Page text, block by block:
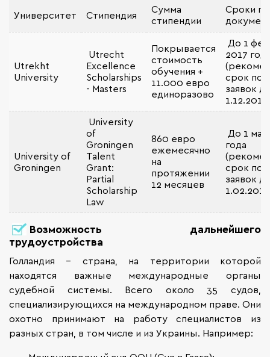
Университет Стипендия
Сумма
стипендии
Сроки
Utrekht
University
Utrecht
Excellence
Scholarships
- Masters
Покрывается
стоимость
обучения +
11.000 евро
единоразово
До 1
2017
срок
заявок
University of
Groningen
University
of
Groningen
Talent
Grant:
Partial
Scholarship
Law
860 евро
ежемесячно
на
протяжении
12 месяцев
До 1 мая
года
срок
заявок
Возможность дальнейшего
трудоустройства
Голландия - страна, на территории которой
находятся важные международные органы
судебной системы. Всего около 35 судов,
специализирующихся на международном праве. Они
охотно принимают на работу специалистов из
разных стран, в том числе и из Украины. Например: